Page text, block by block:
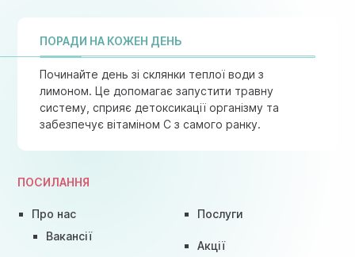
ПОСИЛАННЯ
Про нас
Вакансії
Послуги
Акції
ПОРАДИ НА КОЖЕН ДЕНЬ
Починайте день зі склянки теплої води з
лимоном. Це допомагає запустити травну
систему, сприяє детоксикації організму та
забезпечує вітаміном C з самого ранку.